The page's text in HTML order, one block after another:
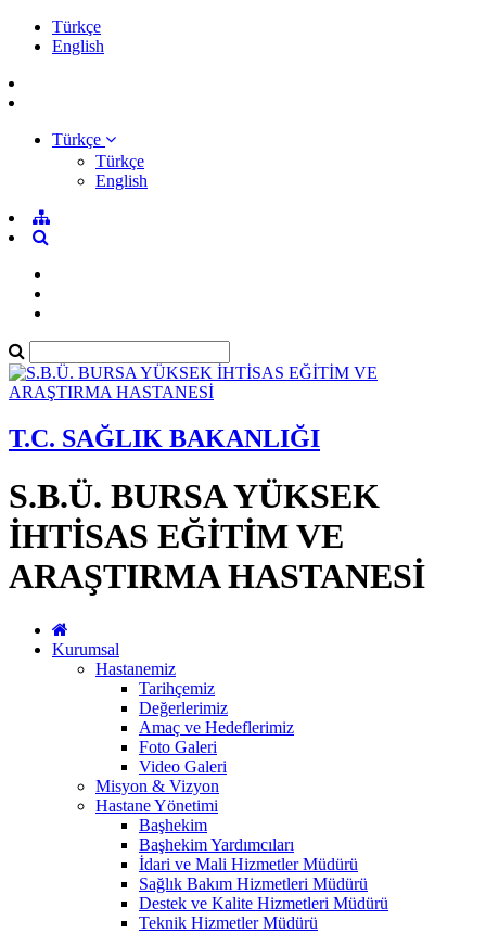
Türkçe
English
Türkçe
Türkçe
English
T.C. SAĞLIK BAKANLIĞI
S.B.Ü. BURSA YÜKSEK
İHTİSAS EĞİTİM VE
ARAŞTIRMA HASTANESİ
Kurumsal
Hastanemiz
Tarihçemiz
Değerlerimiz
Amaç ve Hedeflerimiz
Foto Galeri
Video Galeri
Misyon & Vizyon
Hastane Yönetimi
Başhekim
Başhekim Yardımcıları
İdari ve Mali Hizmetler Müdürü
Sağlık Bakım Hizmetleri Müdürü
Destek ve Kalite Hizmetleri Müdürü
Teknik Hizmetler Müdürü